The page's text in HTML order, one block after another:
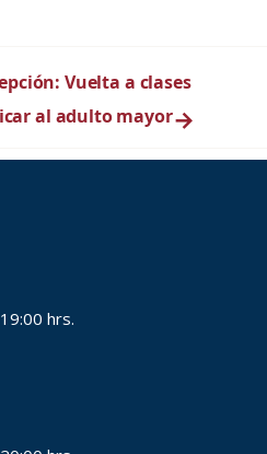
Vuelta a clases
al adulto mayor→